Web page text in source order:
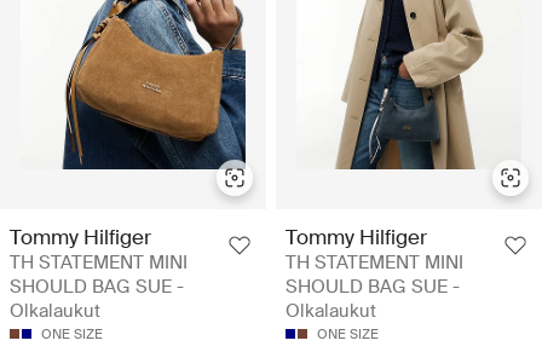
Tommy Hilfiger
TH STATEMENT MINI
SHOULD BAG SUE -
Olkalaukut
ONE SIZE
Tommy Hilfiger
TH STATEMENT MINI
SHOULD BAG SUE -
Olkalaukut
ONE SIZE